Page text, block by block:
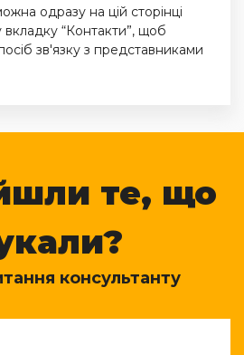
одразу на цій сторінці
“Контакти”, щоб
зв'язку з представниками
те, що
консультанту